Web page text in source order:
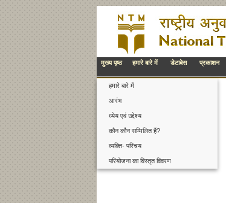
मुख्य पृष्ठ हमारे बारे में डेटाबेस प्रकाशन
हमारे बारे में
आरंभ
ध्येय एवं उद्देश्य
कौन कौन सम्मिलित हैं?
व्यक्ति- परिचय
परियोजना का विस्तृत विवरण